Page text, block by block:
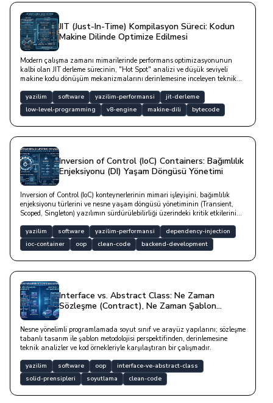
JIT (Just-In-Time) Kompilasyon Süreci: Kodun
Makine Dilinde Optimize Edilmesi
Modern çalışma zamanı mimarilerinde performans optimizasyonunun
kalbi olan JIT derleme sürecinin, "Hot Spot" analizi ve düşük seviyeli
makine kodu dönüşüm mekanizmalarını derinlemesine inceleyen teknik
yazilim software yazilim-performansi
jit-derleme
low-level-programming
v8-engine makine-dili bytecode
Inversion of Control (IoC) Containers: Bağımlılık
Enjeksiyonu (DI) Yaşam Döngüsü Yönetimi
Inversion of Control (IoC) konteynerlerinin mimari işleyişini, bağımlılık
enjeksiyonu türlerini ve nesne yaşam döngüsü yönetiminin (Transient,
Scoped, Singleton) yazılımın sürdürülebilirliği üzerindeki kritik etkilerini
yazilim software yazilim-performansi
dependency-injection
ioc-container
oop clean-code backend-development
Interface vs. Abstract Class: Ne Zaman
Sözleşme (Contract), Ne Zaman Şablon
Nesne yönelimli programlamada soyut sınıf ve arayüz yapılarını; sözleşme
tabanlı tasarım ile şablon metodolojisi perspektifinden, derinlemesine
teknik analizler ve kod örnekleriyle karşılaştıran bir çalışmadır.
yazilim software oop
interface-ve-abstract-class
solid-prensipleri
soyutlama clean-code